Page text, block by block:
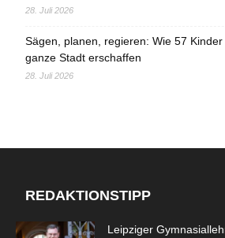
28. Juli 2026
Sägen, planen, regieren: Wie 57
ganze Stadt erschaffen
28. Juli 2026
REDAKTIONSTIPP
Leipziger